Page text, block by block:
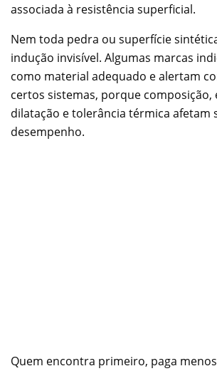
associada à resistência superficial.
Nem toda pedra ou superfície
indução invisível. Algumas marcas
como material adequado e alertam
certos sistemas, porque composição,
dilatação e tolerância térmica afetam
desempenho.
Quem encontra primeiro, paga